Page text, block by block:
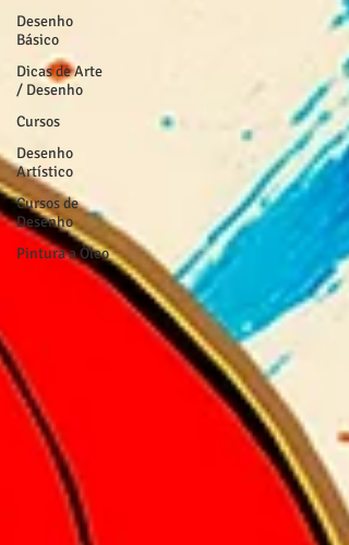
Desenho
Básico
Dicas de Arte
/ Desenho
Cursos
Desenho
Artístico
Cursos de
Desenho
Pintura a Óleo